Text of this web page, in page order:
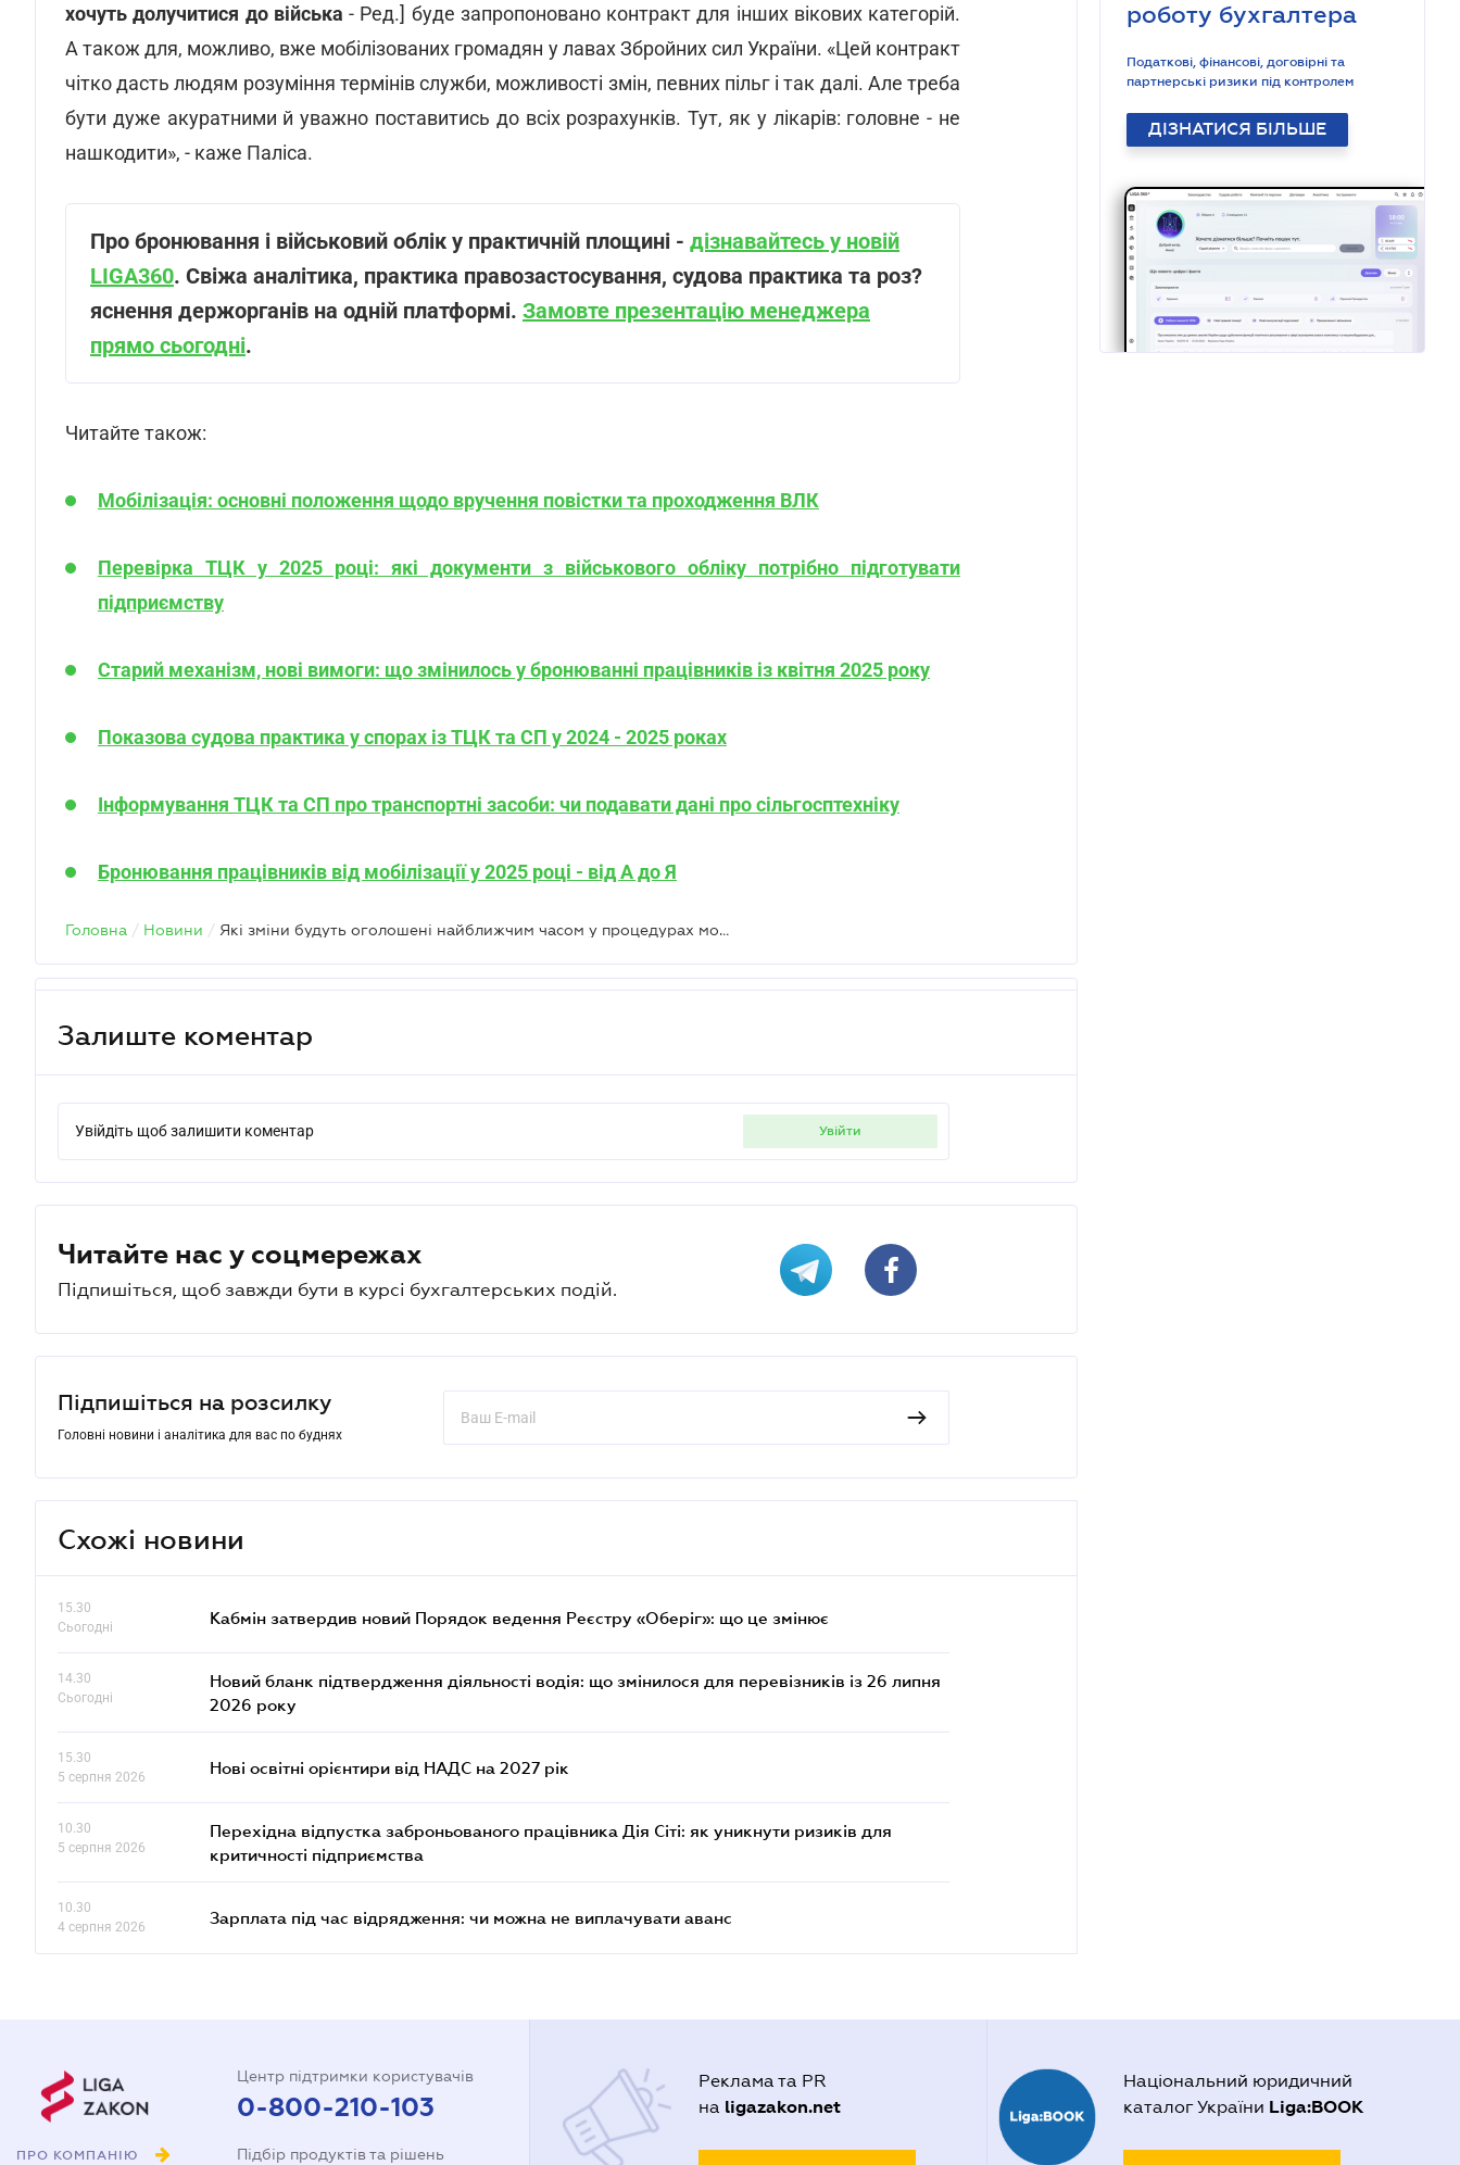
хочуть долучитися до війська - Ред.] буде запропоновано контракт для інших вікових категорій.
А також для, можливо, вже мобілізованих громадян у лавах Збройних сил України. «Цей контракт
чітко дасть людям розуміння термінів служби, можливості змін, певних пільг і так далі. Але треба
бути дуже акуратними й уважно поставитись до всіх розрахунків. Тут, як у лікарів: головне - не
нашкодити», - каже Паліса.
Про бронювання і військовий облік у практичній площині - дізнавайтесь у новій
LIGA360. Свіжа аналітика, практика правозастосування, судова практика та роз?
яснення держорганів на одній платформі. Замовте презентацію менеджера
прямо сьогодні.
Читайте також:
Мобілізація: основні положення щодо вручення повістки та проходження ВЛК
Перевірка ТЦК у 2025 році: які документи з військового обліку потрібно підготувати
підприємству
Старий механізм, нові вимоги: що змінилось у бронюванні працівників із квітня 2025 року
Показова судова практика у спорах із ТЦК та СП у 2024 - 2025 роках
Інформування ТЦК та СП про транспортні засоби: чи подавати дані про сільгосптехніку
Бронювання працівників від мобілізації у 2025 році - від А до Я
Головна / Новини / Які зміни будуть оголошені найближчим часом у процедурах мобілізації – Офіс Президента
Залиште коментар
Увійдіть щоб залишити коментар увійти
Читайте нас у соцмережах
Підпишіться, щоб завжди бути в курсі бухгалтерських подій.
Підпишіться на розсилку
Головні новини і аналітика для вас по буднях
Схожі новини
15.30
Сьогодні
Кабмін затвердив новий Порядок ведення Реєстру «Оберіг»: що це змінює
14.30
Сьогодні
Новий бланк підтвердження діяльності водія: що змінилося для перевізників із 26 липня
2026 року
15.30
5 серпня 2026
Нові освітні орієнтири від НАДС на 2027 рік
10.30
5 серпня 2026
Перехідна відпустка заброньованого працівника Дія Сіті: як уникнути ризиків для
критичності підприємства
10.30
4 серпня 2026
Зарплата під час відрядження: чи можна не виплачувати аванс
роботу бухгалтера
Податкові, фінансові, договірні та
партнерські ризики під контролем
ДІЗНАТИСЯ БІЛЬШЕ
ПРО КОМПАНІЮ
Центр підтримки користувачів
0-800-210-103
Підбір продуктів та рішень
Реклама та PR
на ligazakon.net
Національний юридичний
каталог України Liga:BOOK